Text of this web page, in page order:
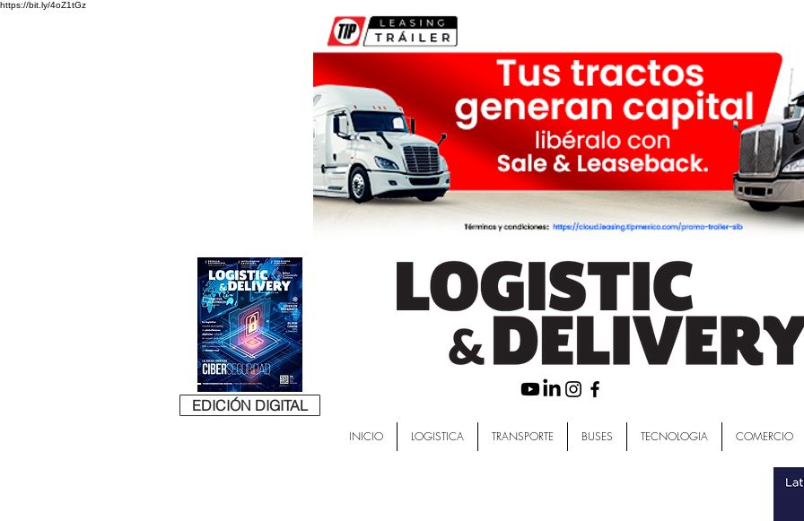
https://bit.ly/4oZ1tGz
EDICIÓN DIGITAL
INICIO LOGISTICA TRANSPORTE BUSES TECNOLOGIA COMERCIO